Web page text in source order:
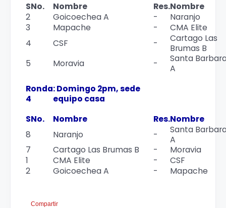
SNo.
Nombre Res.Nombre
2
Goicoechea A -
Naranjo
3
Mapache -
CMA Elite
4
CSF -
Cartago Las
Brumas B
5
Moravia -
Santa
A
Ronda
4
: Domingo 2pm, sede
equipo casa
SNo.
Nombre Res.Nombre
8
Naranjo -
Santa
A
7
Cartago Las Brumas B -
Moravia
1
CMA Elite -
CSF
2
Goicoechea A - Mapache
Compartir